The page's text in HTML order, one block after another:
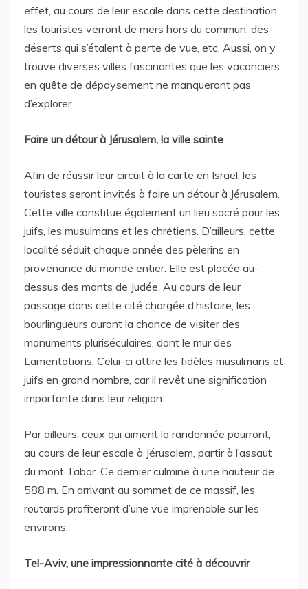
effet, au cours de leur escale dans cette destination,
les touristes verront de mers hors du commun, des
déserts qui s’étalent à perte de vue, etc. Aussi, on y
trouve diverses villes fascinantes que les vacanciers
en quête de dépaysement ne manqueront pas
d’explorer.
Faire un détour à Jérusalem, la ville sainte
Afin de réussir leur circuit à la carte en Israël, les
touristes seront invités à faire un détour à Jérusalem.
Cette ville constitue également un lieu sacré pour les
juifs, les musulmans et les chrétiens. D’ailleurs, cette
localité séduit chaque année des pèlerins en
provenance du monde entier. Elle est placée au-
dessus des monts de Judée. Au cours de leur
passage dans cette cité chargée d’histoire, les
bourlingueurs auront la chance de visiter des
monuments pluriséculaires, dont le mur des
Lamentations. Celui-ci attire les fidèles musulmans et
juifs en grand nombre, car il revêt une signification
importante dans leur religion.
Par ailleurs, ceux qui aiment la randonnée pourront,
au cours de leur escale à Jérusalem, partir à l’assaut
du mont Tabor. Ce dernier culmine à une hauteur de
588 m. En arrivant au sommet de ce massif, les
routards profiteront d’une vue imprenable sur les
environs.
Tel-Aviv, une impressionnante cité à découvrir